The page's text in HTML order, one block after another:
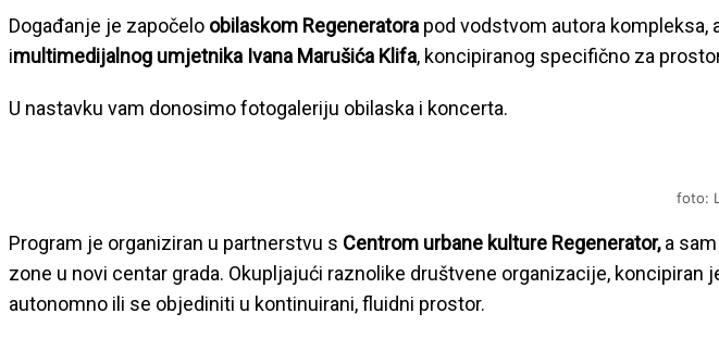
Događanje je započelo obilaskom Regeneratora pod vodstvom autora
imultimedijalnog umjetnika Ivana Marušića Klifa, koncipiranog specifično za
U nastavku vam donosimo fotogaleriju obilaska i koncerta.
foto:
Program je organiziran u partnerstvu s Centrom urbane kulture Regenerator,a sam
zone u novi centar grada. Okupljajući raznolike društvene organizacije,
autonomno ili se objediniti u kontinuirani, fluidni prostor.